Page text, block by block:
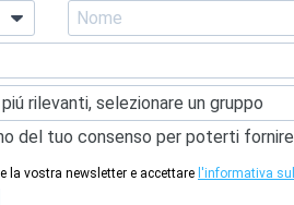
del tuo consenso per poterti
la vostra newsletter e accettare l'informativa